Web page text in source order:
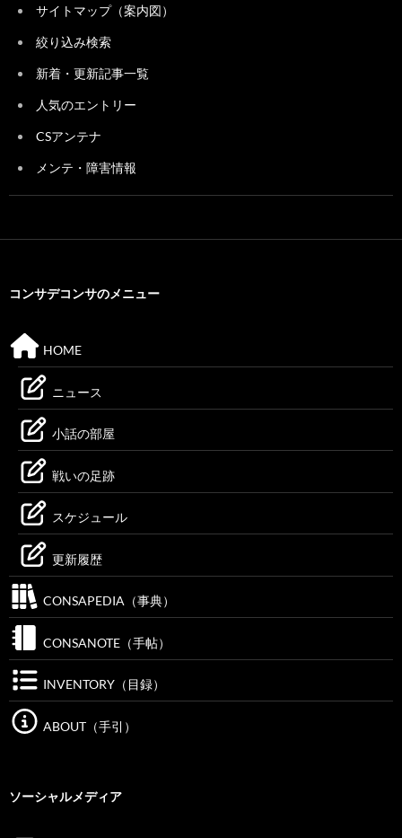
サイトマップ（案内図）
絞り込み検索
新着・更新記事一覧
人気のエントリー
CSアンテナ
メンテ・障害情報
コンサデコンサのメニュー
HOME
ニュース
小話の部屋
戦いの足跡
スケジュール
更新履歴
CONSAPEDIA（事典）
CONSANOTE（手帖）
INVENTORY（目録）
ABOUT（手引）
ソーシャルメディア